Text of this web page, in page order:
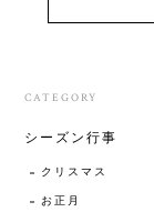
CATEGORY
シーズン行事
クリスマス
お正月